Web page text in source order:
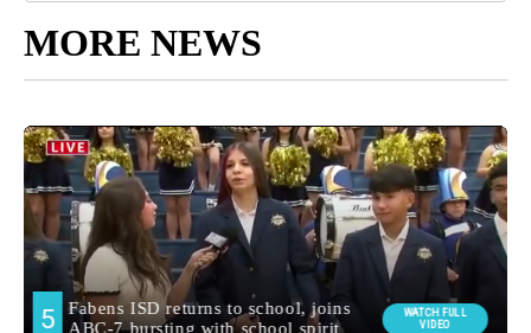
MORE NEWS